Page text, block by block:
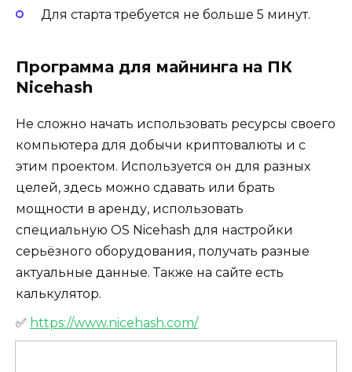
Для старта требуется не больше 5 минут.
Программа для майнинга на ПК
Nicehash
Не сложно начать использовать ресурсы своего
компьютера для добычи криптовалюты и с
этим проектом. Используется он для разных
целей, здесь можно сдавать или брать
мощности в аренду, использовать
специальную OS Nicehash для настройки
серьёзного оборудования, получать разные
актуальные данные. Также на сайте есть
калькулятор.
✅ https://www.nicehash.com/